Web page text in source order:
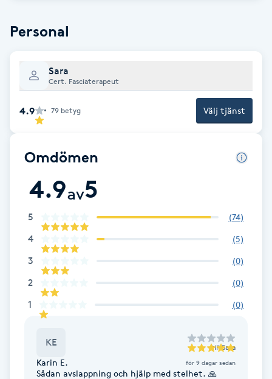
Bambumassage
Barber
Barnklippning
Blowout
Bottenfärg
Brynformning
Brynplockning
Personal
Sara
Cert. Fasciaterapeut
4.9 79 betyg Välj tjänst
Omdömen
4.9av5
5 (74)
4 (5)
3 (0)
2 (0)
1 (0)
KE till Sara
Karin E. för 9 dagar sedan
Sådan avslappning och hjälp med stelhet. 🙏